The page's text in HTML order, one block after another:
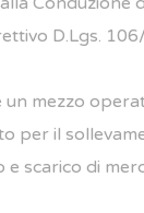
D.Lgs.
un mezzo
per il
e scarico di